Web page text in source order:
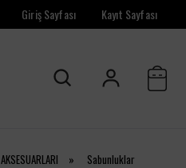
Giriş Sayfası Kayıt Sayfası
» Sabunluklar